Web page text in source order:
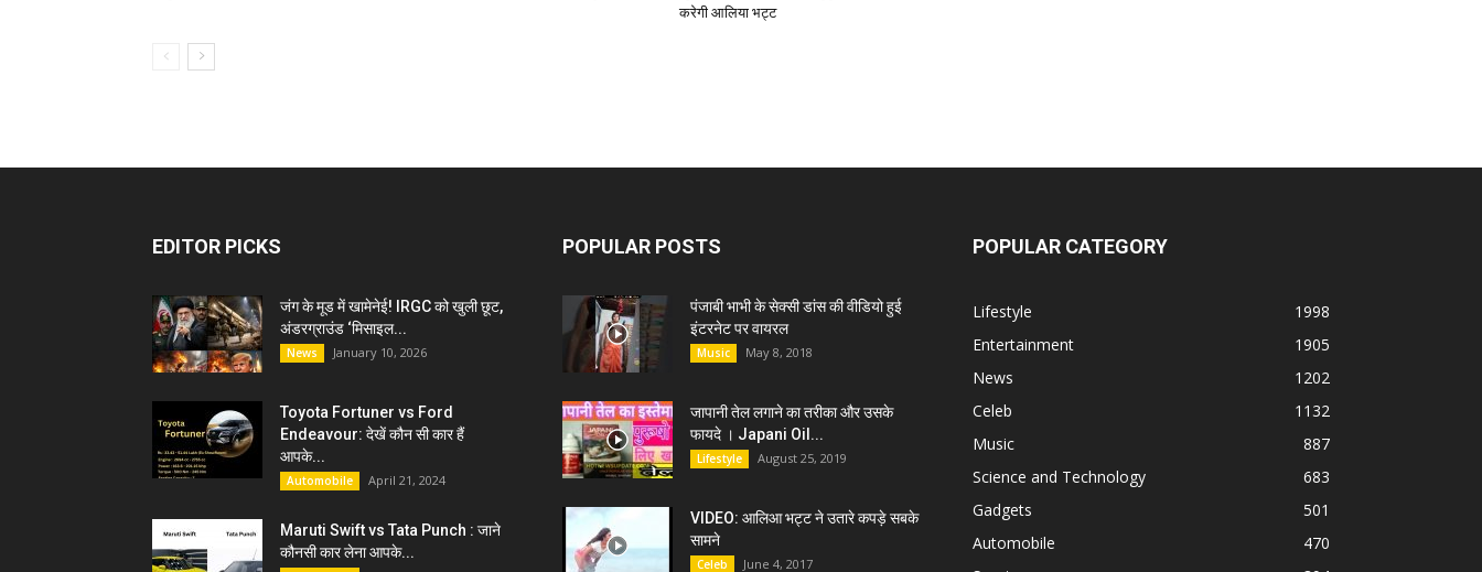
करेगी आलिया भट्ट
EDITOR PICKS
जंग के मूड में खामेनेई! IRGC को खुली छूट,
अंडरग्राउंड ‘मिसाइल...
News January 10, 2026
Toyota Fortuner vs Ford
Endeavour: देखें कौन सी कार हैं
आपके...
Automobile April 21, 2024
Maruti Swift vs Tata Punch : जाने
कौनसी कार लेना आपके...
POPULAR POSTS
पंजाबी भाभी के सेक्सी डांस की वीडियो हुई
इंटरनेट पर वायरल
Music May 8, 2018
जापानी तेल लगाने का तरीका और उसके
फायदे । Japani Oil...
Lifestyle August 25, 2019
VIDEO: आलिआ भट्ट ने उतारे कपड़े सबके
सामने
Celeb June 4, 2017
POPULAR CATEGORY
Lifestyle
1998
Entertainment
1905
News
1202
Celeb
1132
Music
887
Science and Technology
683
Gadgets
501
Automobile
470